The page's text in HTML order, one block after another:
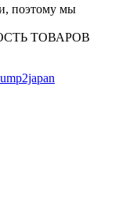
поэтому мы
ТОВАРОВ